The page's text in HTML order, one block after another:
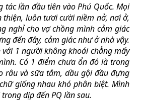
tác lần đầu tiên vào Phú Quốc. Mọi
luôn tươi cười niềm nở, nơi ở,
nghỉ cho vợ chồng mình cảm giác
đến đây, cảm giác như ở nhà vậy.
với 1 người không khoái chẳng mấy
Có 1 điểm chưa ổn đó là trong
râu và sữa tắm, dầu gội đầu đựng
giống nhau khó phân biệt. Mình
dịp đến PQ lần sau.